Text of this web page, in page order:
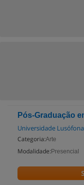
Pós-Graduação
Universidade Lusófona
Categoria:Arte
Modalidade: Presencial